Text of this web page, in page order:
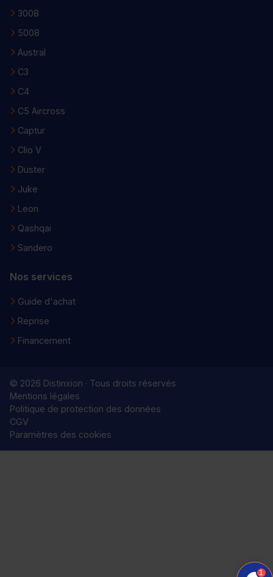
3008
5008
Austral
C3
C4
C5 Aircross
Captur
Clio V
Duster
Juke
Leon
Qashqai
Sandero
Nos services
Guide d'achat
Reprise
Financement
© 2026 Distinxion · Tous droits réservés
Mentions légales
Politique de protection des données
CGV
Paramètres des cookies
1